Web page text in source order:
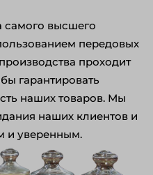
самого высшего
передовых
проходит
гарантировать
наших товаров. Мы
наших клиентов и
и уверенным.